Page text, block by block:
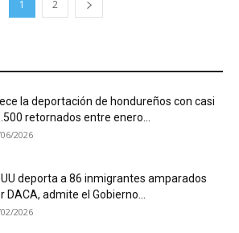
1 2
la deportación de hondureños con casi
retornados entre enero...
2026
deporta a 86 inmigrantes amparados
DACA, admite el Gobierno...
2026